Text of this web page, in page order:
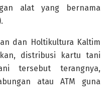
alat yang bernama
dan Holtikultura Kaltim
distribusi kartu tani
tersebut terangnya,
atau ATM guna